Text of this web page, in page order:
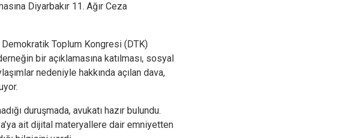
Diyarbakır 11. Ağır Ceza
Demokratik Toplum Kongresi (DTK)
bir açıklamasına katılması, sosyal
nedeniyle hakkında açılan dava,
duruşmada, avukatı hazır bulundu.
ait dijital materyallere dair emniyetten